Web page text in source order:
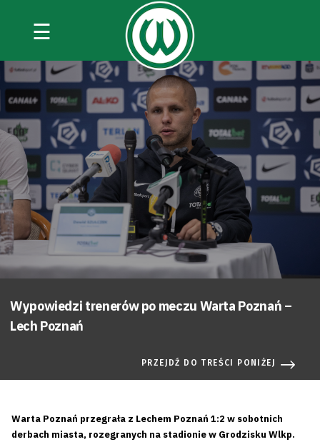
☰
Wypowiedzi trenerów po meczu Warta Poznań –
Lech Poznań
PRZEJDŹ DO TREŚCI PONIŻEJ
Warta Poznań przegrała z Lechem Poznań 1:2 w sobotnich
derbach miasta, rozegranych na stadionie w Grodzisku Wlkp.